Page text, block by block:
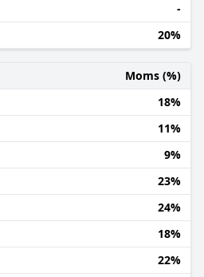
-
20%
Moms (%)
18%
11%
9%
23%
24%
18%
22%